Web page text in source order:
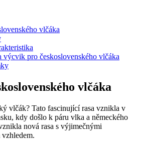
vlčáka
výcvik pro československého vlčáka
vlčáka
vlčák? Tato fascinující rasa vznikla v
kdy došlo k páru vlka a německého
nová rasa s výjimečnými